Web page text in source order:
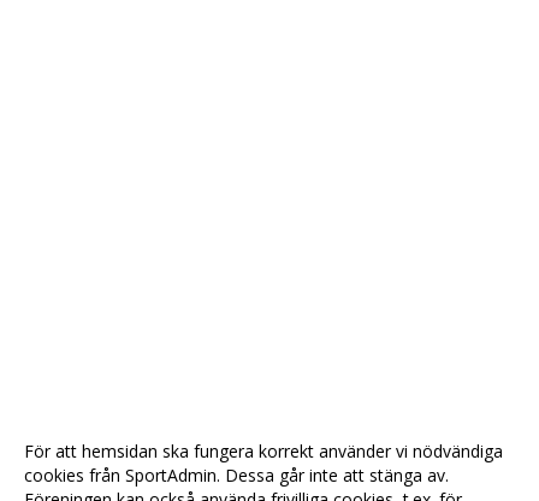
För att hemsidan ska fungera korrekt använder vi nödvändiga
cookies från SportAdmin. Dessa går inte att stänga av.